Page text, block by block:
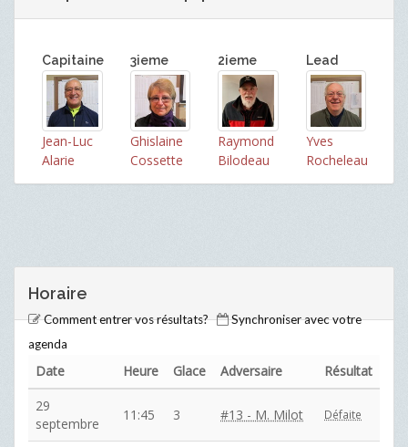
Capitaine
Jean-Luc
Alarie
3ieme
Ghislaine
Cossette
2ieme
Raymond
Bilodeau
Lead
Yves
Rocheleau
Horaire
Comment entrer vos résultats?
Synchroniser avec votre
agenda
Date Heure Glace Adversaire
Résultat
29
septembre
11:45 3 #13 - M. Milot Défaite